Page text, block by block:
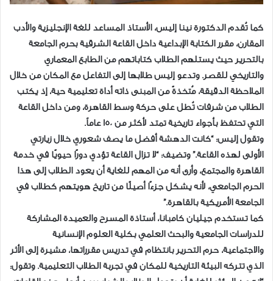
كما تُقدم الدكتورة نينا إليس، الأستاذ المساعد للغة الإنجليزية والأدب
المقارن، مقرر الكتابة الإبداعية داخل القاعة الشرقية بحرم الجامعة
بالتحرير حيث يستلهم الطلاب كتاباتهم من الطابع المعماري
والتاريخي للقصر. وتدعو إليس طلابها إلى التفاعل مع المكان من خلال
الملاحظة الدقيقة، مُتخذةً من المبنى ذاته أداة تعليمية حية، إذ يكتب
الطلاب من شرفات تُطل على حركة وسط القاهرة، ومن داخل القاعة
التي تحتفظ بأجواء تاريخية تمتد لأكثر من 150 عاماً.
وتقول إليس: “كانت الدهشة أفضل ما يصف شعوري خلال زيارتي
الأولى لهذه القاعة.” وتضيف: “لا تزال القاعة تؤدي دورًا حيويًا في خدمة
القاهرة والمجتمع، وأرى أنه من المهم للغاية أن يعود الطلاب إلى هذا
الحرم الجامعي، لأنه يشكل جزءًا أصيلًا من تاريخ هويتهم كطلاب في
الجامعة الأمريكية بالقاهرة.”
كما تستخدم جيليان كامبانا، أستاذة المسرح والعميدة المشاركة
للدراسات الجامعية والبحث العلمي بكلية العلوم الإنسانية
والاجتماعية، حرم التحرير بانتظام في تدريس مقرراتها، مشيرة إلى الأثر
الذي تتركه البيئة التاريخية للمكان في تجربة الطلاب التعليمية. وتقول: